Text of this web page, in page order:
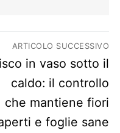
ARTICOLO SUCCESSIVO
post:
in vaso sotto il
caldo: il controllo
che mantiene fiori
e foglie sane